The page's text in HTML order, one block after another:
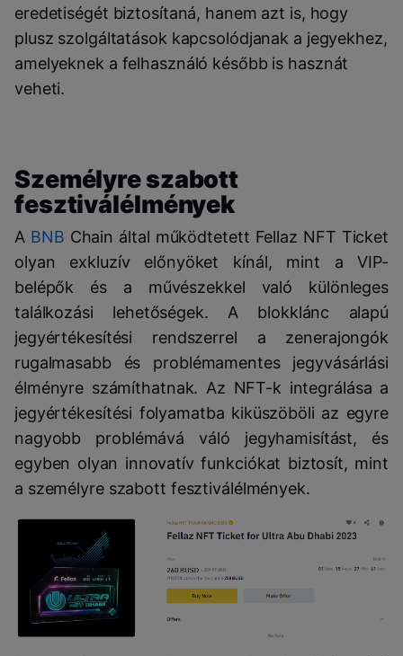
eredetiségét biztosítaná, hanem azt is, hogy
plusz szolgáltatások kapcsolódjanak a jegyekhez,
amelyeknek a felhasználó később is hasznát
veheti.
Személyre szabott
fesztiválélmények
A BNB Chain által működtetett Fellaz NFT Ticket
olyan exkluzív előnyöket kínál, mint a VIP-
belépők és a művészekkel való különleges
találkozási lehetőségek. A blokklánc alapú
jegyértékesítési rendszerrel a zenerajongók
rugalmasabb és problémamentes jegyvásárlási
élményre számíthatnak. Az NFT-k integrálása a
jegyértékesítési folyamatba kiküszöböli az egyre
nagyobb problémává váló jegyhamisítást, és
egyben olyan innovatív funkciókat biztosít, mint
a személyre szabott fesztiválélmények.